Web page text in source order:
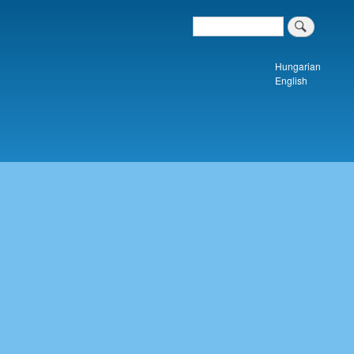
Keresés a tartalomban
Search
Hungarian
English